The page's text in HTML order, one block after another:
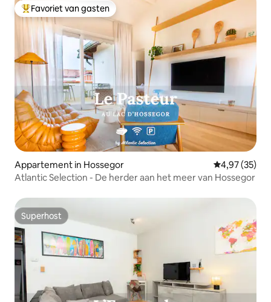
Topfavoriet van gasten
Favoriet van gasten
Appartement in Hossegor Gemiddelde
4,97 (35)
Atlantic Selection - De herder aan het meer van Hossegor
Superhost
Superhost